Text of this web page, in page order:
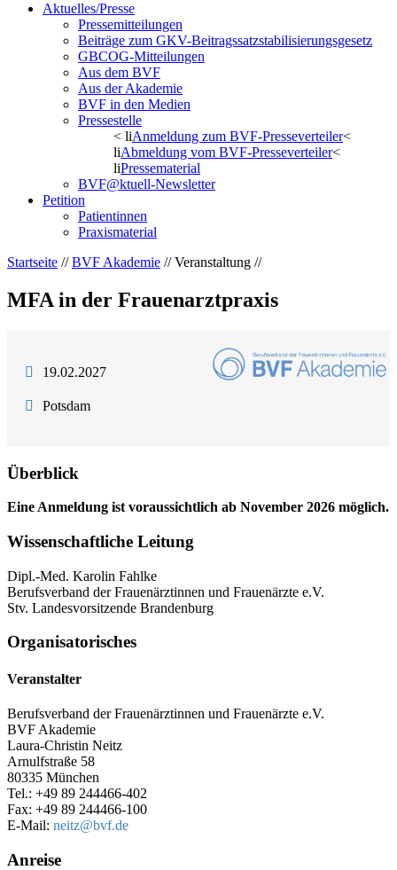
Aktuelles/Presse
Pressemitteilungen
Beiträge zum GKV-Beitragssatzstabilisierungsgesetz
GBCOG-Mitteilungen
Aus dem BVF
Aus der Akademie
BVF in den Medien
Pressestelle
< liAnmeldung zum BVF-Presseverteiler<
liAbmeldung vom BVF-Presseverteiler<
liPressematerial
BVF@ktuell-Newsletter
Petition
Patientinnen
Praxismaterial
Startseite //BVF Akademie // Veranstaltung //
MFA in der Frauenarztpraxis
19.02.2027
Potsdam
Überblick
Eine Anmeldung ist voraussichtlich ab November 2026 möglich.
Wissenschaftliche Leitung
Dipl.-Med. Karolin Fahlke
Berufsverband der Frauenärztinnen und Frauenärzte e.V.
Stv. Landesvorsitzende Brandenburg
Organisatorisches
Veranstalter
Berufsverband der Frauenärztinnen und Frauenärzte e.V.
BVF Akademie
Laura-Christin Neitz
Arnulfstraße 58
80335 München
Tel.: +49 89 244466-402
Fax: +49 89 244466-100
E-Mail: neitz@bvf.de
Anreise